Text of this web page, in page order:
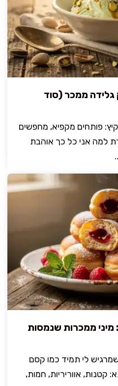
גלידה ממכר (סוד
פותחים מקפיא, מחפשים
למה אני כל כך אוהבת
ממכרות שנמסות
שמרגיש לי תמיד כמו קסם
אווריריות, חמות,